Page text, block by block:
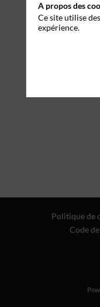
Politique de
Code
A propos des
Ce site utilise
expérience.